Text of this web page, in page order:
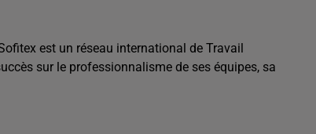
est un réseau international de Travail
sur le professionnalisme de ses équipes, sa